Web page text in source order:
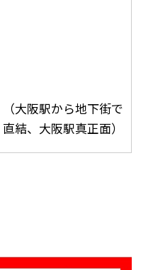
（大阪駅から地下街で
直結、大阪駅真正面）